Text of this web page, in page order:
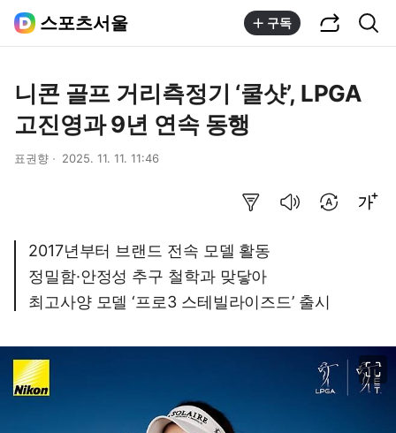
스포츠서울 구독
니콘 골프 거리측정기 ‘쿨샷’, LPGA
고진영과 9년 연속 동행
표권향 2025. 11. 11. 11:46
2017년부터 브랜드 전속 모델 활동
정밀함·안정성 추구 철학과 맞닿아
최고사양 모델 ‘프로3 스테빌라이즈드’ 출시